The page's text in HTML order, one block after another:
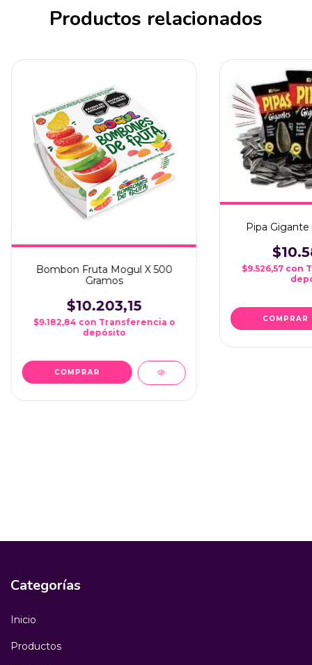
Productos relacionados
Bombon Fruta Mogul X 500
Gramos
$10.203,15
$9.182,84 con Transferencia o
depósito
Pipa Gigante
$9.526,57 con
Categorías
Inicio
Productos